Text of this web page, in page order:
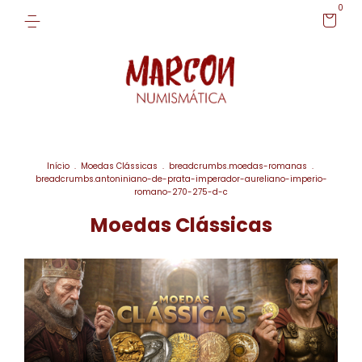
0
Início . Moedas Clássicas . breadcrumbs.moedas-romanas .
breadcrumbs.antoniniano-de-prata-imperador-aureliano-imperio-
romano-270-275-d-c
Moedas Clássicas